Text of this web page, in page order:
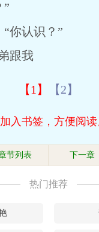
”
认识？”
跟我
【1】 【2】
加入书签，方便阅读
节列表 下一章
热门推荐